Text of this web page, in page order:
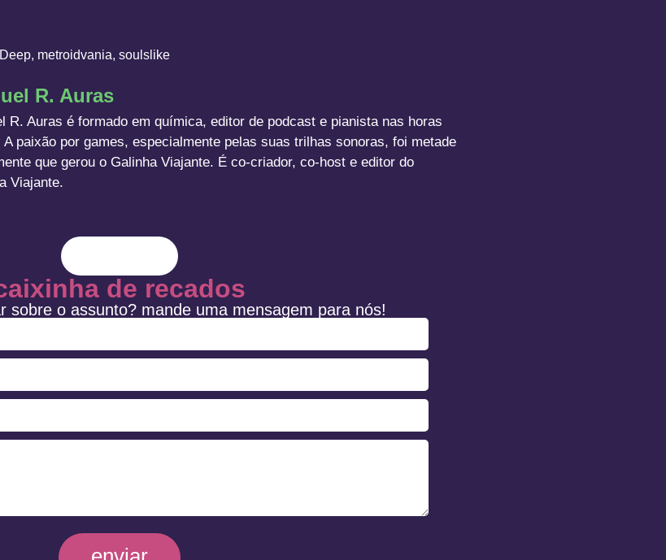
, metroidvania, soulslike
R. Auras
R. Auras é formado em química, editor de podcast e pianista nas horas
A paixão por games, especialmente pelas suas trilhas sonoras, foi metade
que gerou o Galinha Viajante. É co-criador, co-host e editor do
Viajante.
de recados
sobre o assunto? mande uma mensagem para nós!